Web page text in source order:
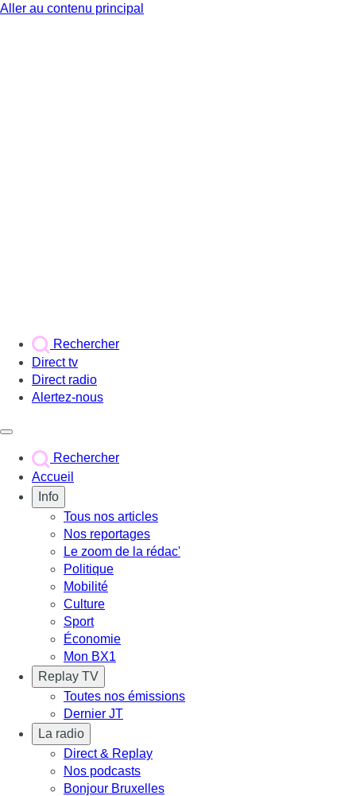
Aller au contenu principal
Rechercher
Direct tv
Direct radio
Alertez-nous
Rechercher
Accueil
Info
Tous nos articles
Nos reportages
Le zoom de la rédac'
Politique
Mobilité
Culture
Sport
Économie
Mon BX1
Replay TV
Toutes nos émissions
Dernier JT
La radio
Direct & Replay
Nos podcasts
Bonjour Bruxelles